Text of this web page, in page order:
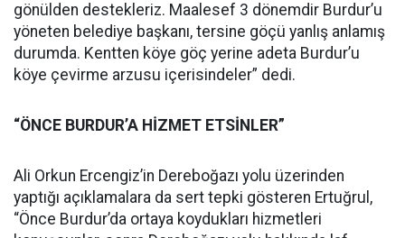
gönülden destekleriz. Maalesef 3 dönemdir Burdur’u
yöneten belediye başkanı, tersine göçü yanlış anlamış
durumda. Kentten köye göç yerine adeta Burdur’u
köye çevirme arzusu içerisindeler” dedi.
“ÖNCE BURDUR’A HİZMET ETSİNLER”
Ali Orkun Ercengiz’in Dereboğazı yolu üzerinden
yaptığı açıklamalara da sert tepki gösteren Ertuğrul,
“Önce Burdur’da ortaya koydukları hizmetleri